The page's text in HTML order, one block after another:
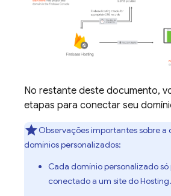
No restante deste documento,
etapas para conectar seu
Observações importantes sobre a
domínios personalizados:
Cada domínio personalizado só
conectado a um site doHosting.